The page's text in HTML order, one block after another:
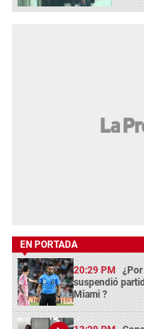
EN PORTADA
20:29 PM
suspendió
Miami ?